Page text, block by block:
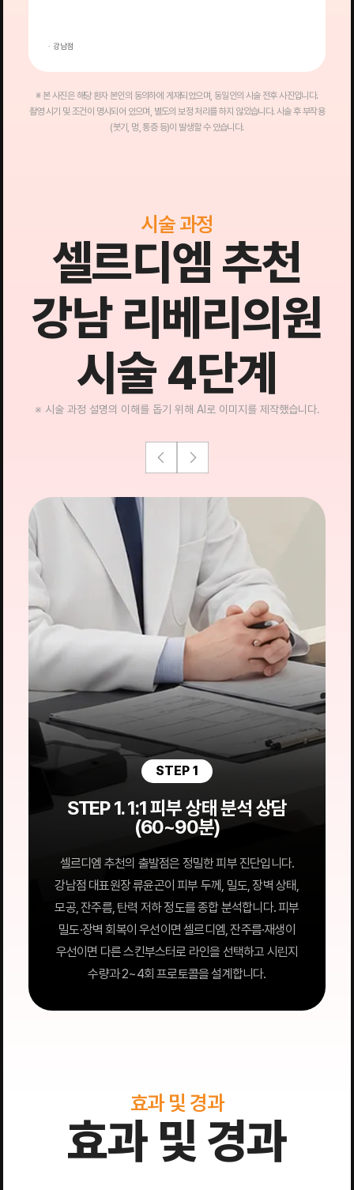
· 강남점
※ 본 사진은 해당 환자 본인의 동의하에 게재되었으며, 동일인의 시술 전후 사진입니다.
촬영 시기 및 조건이 명시되어 있으며, 별도의 보정 처리를 하지 않았습니다. 시술 후 부작용
(붓기, 멍, 통증 등)이 발생할 수 있습니다.
시술 과정
셀르디엠 추천
강남 리베리의원
시술 4단계
※ 시술 과정 설명의 이해를 돕기 위해 AI로 이미지를 제작했습니다.
STEP 1
STEP 1. 1:1 피부 상태 분석 상담
(60~90분)
셀르디엠 추천의 출발점은 정밀한 피부 진단입니다.
강남점 대표원장 류윤곤이 피부 두께, 밀도, 장벽 상태,
모공, 잔주름, 탄력 저하 정도를 종합 분석합니다. 피부
밀도·장벽 회복이 우선이면 셀르디엠, 잔주름·재생이
우선이면 다른 스킨부스터로 라인을 선택하고 시린지
수량과 2~4회 프로토콜을 설계합니다.
효과 및 경과
효과 및 경과